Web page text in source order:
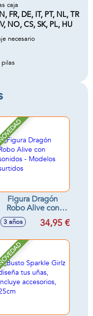
caja
FR, DE, IT, PT, NL, TR
NO, CS, SK, PL, HU
necesario
Figura Dragón
Robo Alive con
sonidos - Modelos
surtidos
3 años 34,95 €